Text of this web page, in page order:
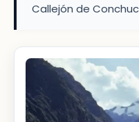
Callejón de